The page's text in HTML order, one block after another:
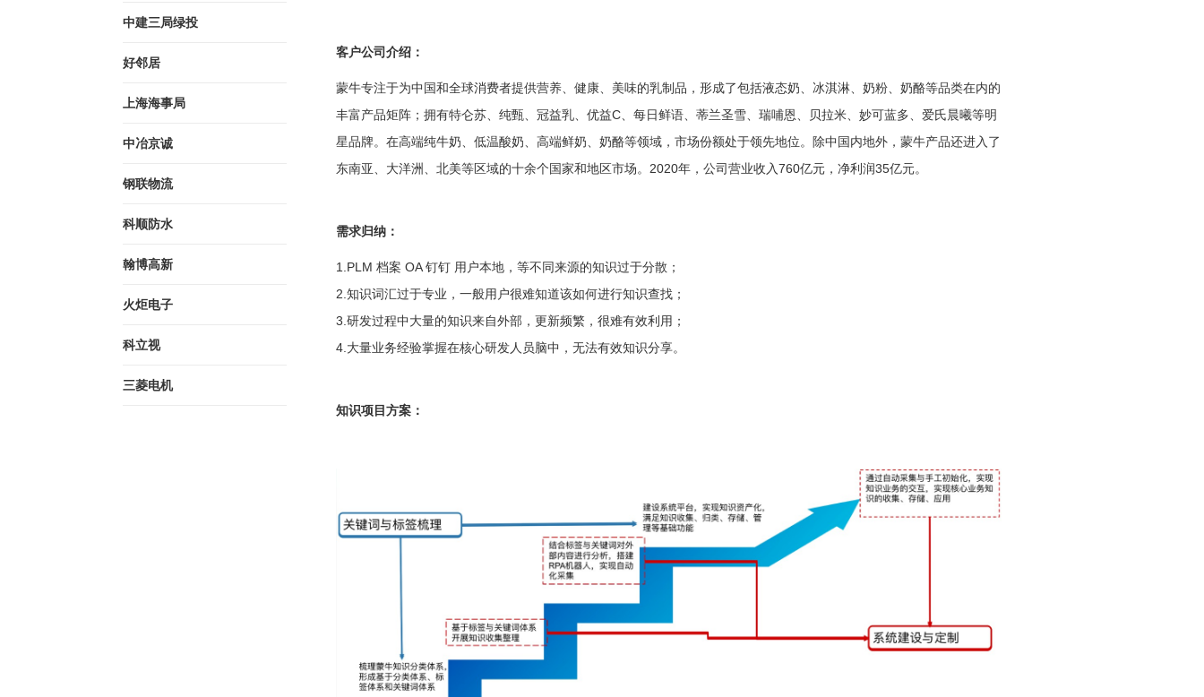
中建三局绿投
好邻居
上海海事局
中冶京诚
钢联物流
科顺防水
翰博高新
火炬电子
科立视
三菱电机
客户公司介绍：
蒙牛专注于为中国和全球消费者提供营养、健康、美味的乳制品，形成了包括液态奶、冰淇淋、奶粉、奶酪等品类在内的
丰富产品矩阵；拥有特仑苏、纯甄、冠益乳、优益C、每日鲜语、蒂兰圣雪、瑞哺恩、贝拉米、妙可蓝多、爱氏晨曦等明
星品牌。在高端纯牛奶、低温酸奶、高端鲜奶、奶酪等领域，市场份额处于领先地位。除中国内地外，蒙牛产品还进入了
东南亚、大洋洲、北美等区域的十余个国家和地区市场。2020年，公司营业收入760亿元，净利润35亿元。
需求归纳：
1.PLM 档案 OA 钉钉 用户本地，等不同来源的知识过于分散；
2.知识词汇过于专业，一般用户很难知道该如何进行知识查找；
3.研发过程中大量的知识来自外部，更新频繁，很难有效利用；
4.大量业务经验掌握在核心研发人员脑中，无法有效知识分享。
知识项目方案：